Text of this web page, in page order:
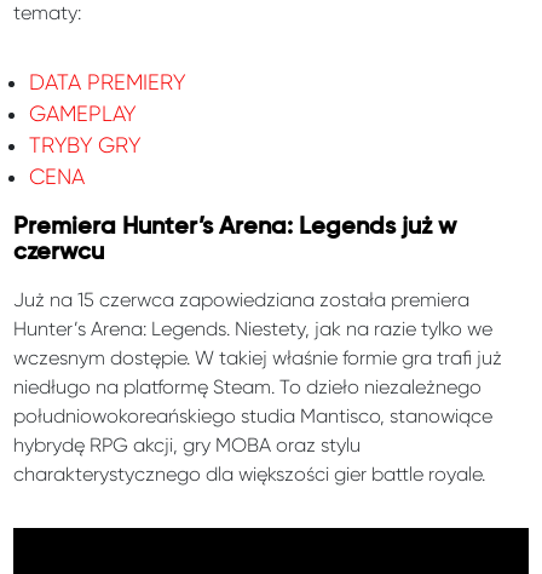
tematy:
DATA PREMIERY
GAMEPLAY
TRYBY GRY
CENA
Premiera Hunter’s Arena: Legends już w
czerwcu
Już na 15 czerwca zapowiedziana została premiera
Hunter’s Arena: Legends. Niestety, jak na razie tylko we
wczesnym dostępie. W takiej właśnie formie gra trafi już
niedługo na platformę Steam. To dzieło niezależnego
południowokoreańskiego studia Mantisco, stanowiące
hybrydę RPG akcji, gry MOBA oraz stylu
charakterystycznego dla większości gier battle royale.